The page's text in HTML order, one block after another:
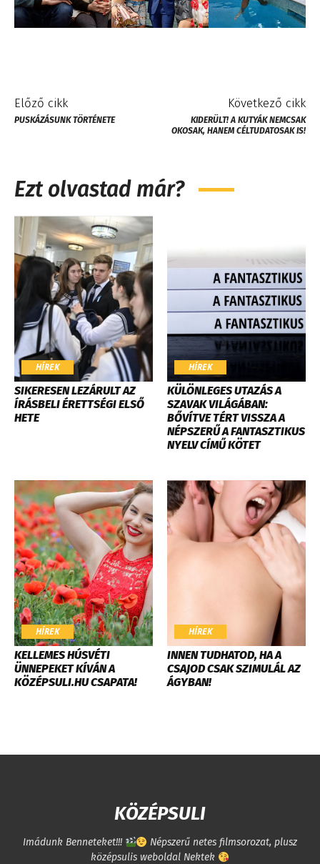
Előző cikk
PUSKÁZÁSUNK TÖRTÉNETE
Következő cikk
KIDERÜLT! A KUTYÁK NEMCSAK
OKOSAK, HANEM CÉLTUDATOSAK IS!
Ezt olvastad már?
HÍREK
SIKERESEN LEZÁRULT AZ
ÍRÁSBELI ÉRETTSÉGI ELSŐ
HETE
HÍREK
KÜLÖNLEGES UTAZÁS A
SZAVAK VILÁGÁBAN:
BŐVÍTVE TÉRT VISSZA A
NÉPSZERŰ A FANTASZTIKUS
NYELV CÍMŰ KÖTET
HÍREK
KELLEMES HÚSVÉTI
ÜNNEPEKET KÍVÁN A
KÖZÉPSULI.HU CSAPATA!
HÍREK
INNEN TUDHATOD, HA A
CSAJOD CSAK SZIMULÁL AZ
ÁGYBAN!
KÖZÉPSULI
Imádunk Benneteket!!!
Népszerű netes filmsorozat, plusz
középsulis weboldal Nektek